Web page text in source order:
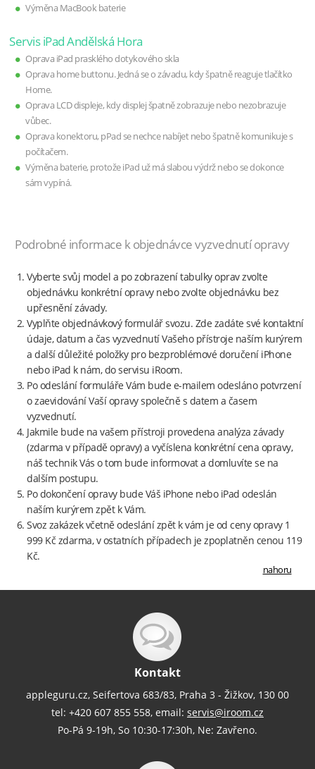
Výměna MacBook baterie
Servis iPad Andělská Hora
Oprava iPad prasklého dotykového skla
Oprava home buttonu. Jedná se o závadu, kdy špatně reaguje tlačítko
Home.
Oprava LCD displeje, kdy displej špatně zobrazuje nebo nezobrazuje
vůbec.
Oprava konektoru, pPad se nechce nabíjet nebo špatně komunikuje s
počítačem.
Výměna baterie, protože iPad už má slabou výdrž nebo se dokonce
sám vypíná.
Podrobné informace k objednávce vyzvednutí opravy
Vyberte svůj model a po zobrazení tabulky oprav zvolte
objednávku konkrétní opravy nebo zvolte objednávku bez
upřesnění závady.
Vyplňte objednávkový formulář svozu. Zde zadáte své kontaktní
údaje, datum a čas vyzvednutí Vašeho přístroje naším kurýrem
a další důležité položky pro bezproblémové doručení iPhone
nebo iPad k nám, do servisu iRoom.
Po odeslání formuláře Vám bude e-mailem odesláno potvrzení
o zaevidování Vaší opravy společně s datem a časem
vyzvednutí.
Jakmile bude na vašem přístroji provedena analýza závady
(zdarma v případě opravy) a vyčíslena konkrétní cena opravy,
náš technik Vás o tom bude informovat a domluvíte se na
dalším postupu.
Po dokončení opravy bude Váš iPhone nebo iPad odeslán
naším kurýrem zpět k Vám.
Svoz zakázek včetně odeslání zpět k vám je od ceny opravy 1
999 Kč zdarma, v ostatních případech je zpoplatněn cenou 119
Kč.
nahoru
Kontakt
appleguru.cz, Seifertova 683/83, Praha 3 - Žižkov, 130 00
tel: +420 607 855 558, email: servis@iroom.cz
Po-Pá 9-19h, So 10:30-17:30h, Ne: Zavřeno.